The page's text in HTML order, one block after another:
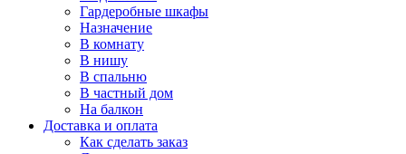
Гардеробные шкафы
Назначение
В комнату
В нишу
В спальню
В частный дом
На балкон
Доставка и оплата
Как сделать заказ